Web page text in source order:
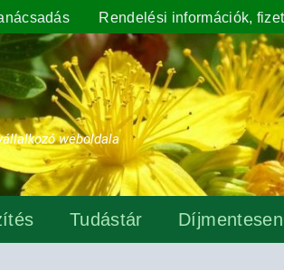
Rendelési információk,
weboldala
Tudástár